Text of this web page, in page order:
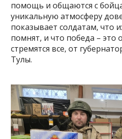
помощь и общаются с
уникальную атмосферу
показывает солдатам, что
помнят, и что победа – это
стремятся все, от
Тулы.